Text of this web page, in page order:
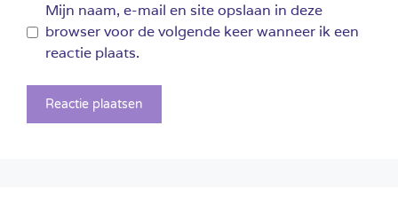
Mijn naam, e-mail en site opslaan in deze
browser voor de volgende keer wanneer ik een
reactie plaats.